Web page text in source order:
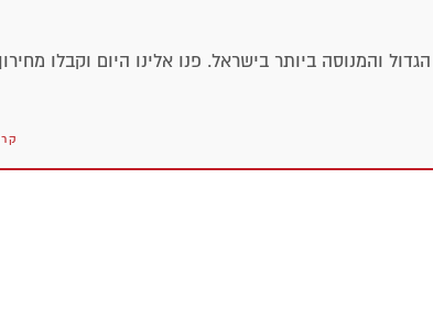
והמנוסה ביותר בישראל. פנו אלינו היום וקבלו מחירון